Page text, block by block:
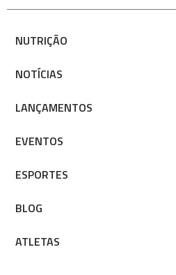
NUTRIÇÃO
NOTÍCIAS
LANÇAMENTOS
EVENTOS
ESPORTES
BLOG
ATLETAS